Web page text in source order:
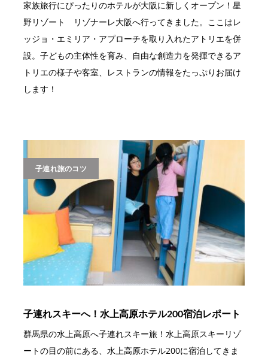
家族旅行にぴったりのホテルが大阪に新しくオープン！星
野リゾート リゾナーレ大阪へ行ってきました。ここはレ
ッジョ・エミリア・アプローチを取り入れたアトリエを併
設。子どもの主体性を育み、自由な創造力を発揮できるア
トリエの様子や客室、レストランの情報をたっぷりお届け
します！
子連れ旅のコツ
子連れスキーへ！水上高原ホテル200宿泊レポート
群馬県の水上高原へ子連れスキー旅！水上高原スキーリゾ
ートの目の前にある、水上高原ホテル200に宿泊してきま